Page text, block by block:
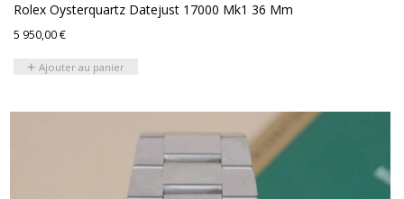
Rolex Oysterquartz Datejust 17000 Mk1 36 Mm
5 950,00€
Ajouter au panier